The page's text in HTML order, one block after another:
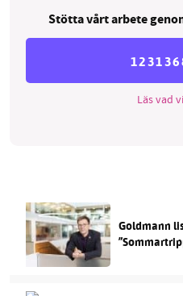
Stötta vårt arbete
Läs vad
Goldmann